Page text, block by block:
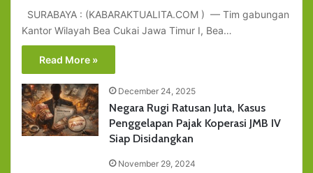
SURABAYA : (KABARAKTUALITA.COM ) — Tim gabungan
Kantor Wilayah Bea Cukai Jawa Timur I, Bea…
Read More »
December 24, 2025
Negara Rugi Ratusan Juta, Kasus
Penggelapan Pajak Koperasi JMB IV
Siap Disidangkan
November 29, 2024